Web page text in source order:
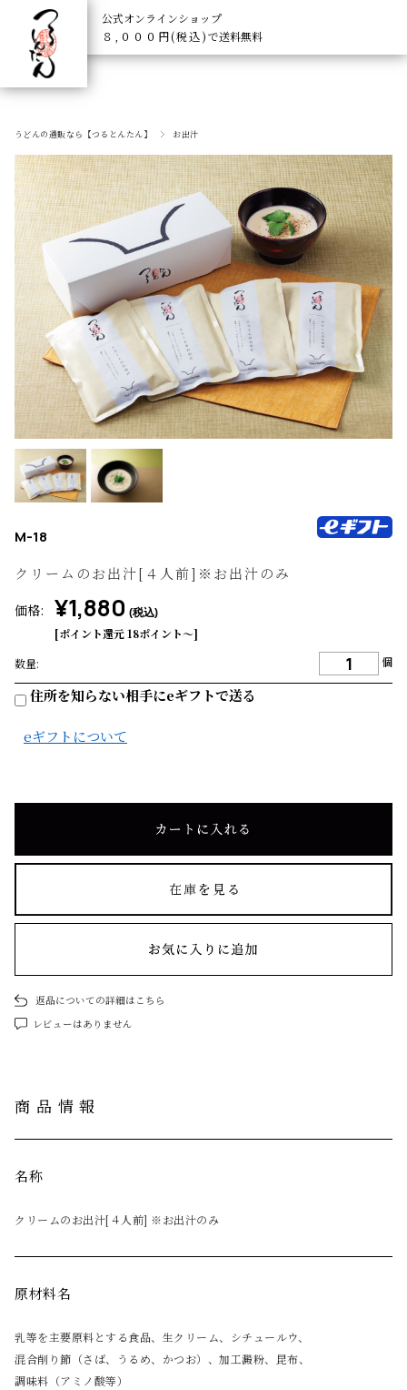
公式オンラインショップ
８,０００円(税込)で送料無料
うどんの通販なら【つるとんたん】 お出汁
M-18
クリームのお出汁[４人前]※お出汁のみ
価格: ¥1,880 (税込)
[ポイント還元 18ポイント〜]
数量:
個
住所を知らない相手にeギフトで送る
eギフトについて
返品についての詳細はこちら
レビューはありません
商品情報
名称
クリームのお出汁[４人前] ※お出汁のみ
原材料名
乳等を主要原料とする食品、生クリーム、シチュールウ、
混合削り節（さば、うるめ、かつお）、加工澱粉、昆布、
調味料（アミノ酸等）